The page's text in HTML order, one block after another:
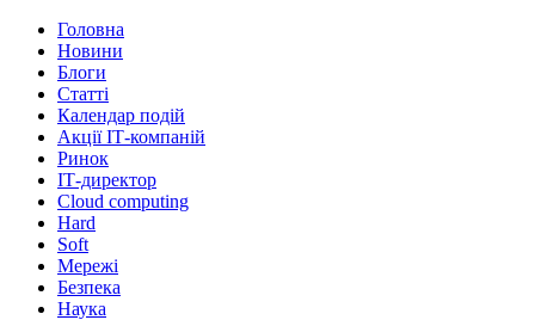
Головна
Новини
Блоги
Статті
Календар подій
Акції ІТ-компаній
Ринок
ІТ-директор
Cloud computing
Hard
Soft
Мережі
Безпека
Наука